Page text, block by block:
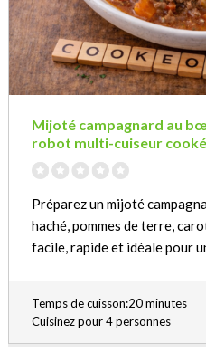
Mijoté campagnard au
robot multi-cuiseur
Préparez un mijoté
haché, pommes de terre,
facile, rapide et idéale pour
Temps de cuisson:20 minutes
Cuisinez pour 4 personnes